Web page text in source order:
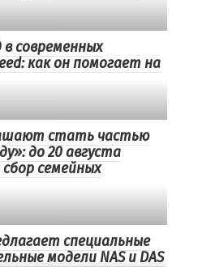
современных
как он помогает на
стать частью
до 20 августа
семейных
специальные
модели NAS и DAS